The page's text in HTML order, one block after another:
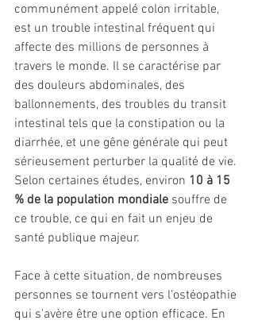
communément appelé colon irritable,
est un trouble intestinal fréquent qui
affecte des millions de personnes à
travers le monde. Il se caractérise par
des douleurs abdominales, des
ballonnements, des troubles du transit
intestinal tels que la constipation ou la
diarrhée, et une gêne générale qui peut
sérieusement perturber la qualité de vie.
Selon certaines études, environ 10 à 15
% de la population mondiale souffre de
ce trouble, ce qui en fait un enjeu de
santé publique majeur.
Face à cette situation, de nombreuses
personnes se tournent vers l'ostéopathie
qui s'avère être une option efficace. En